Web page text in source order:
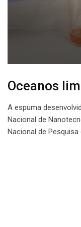
Oceanos
A espuma
Nacional de
Nacional de Pesquisa